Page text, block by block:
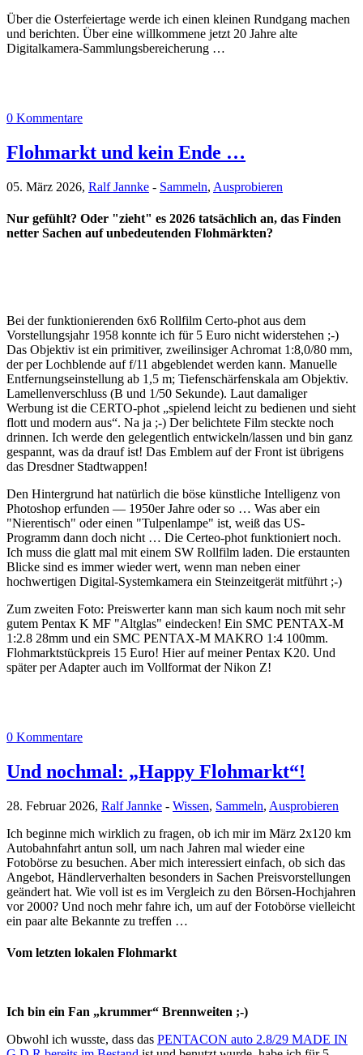
Über die Osterfeiertage werde ich einen kleinen Rundgang machen
und berichten. Über eine willkommene jetzt 20 Jahre alte
Digitalkamera-Sammlungsbereicherung …
0 Kommentare
Flohmarkt und kein Ende …
05. März 2026, Ralf Jannke - Sammeln, Ausprobieren
Nur gefühlt? Oder "zieht" es 2026 tatsächlich an, das Finden
netter Sachen auf unbedeutenden Flohmärkten?
Bei der funktionierenden 6x6 Rollfilm Certo-phot aus dem
Vorstellungsjahr 1958 konnte ich für 5 Euro nicht widerstehen ;-)
Das Objektiv ist ein primitiver, zweilinsiger Achromat 1:8,0/80 mm,
der per Lochblende auf f/11 abgeblendet werden kann. Manuelle
Entfernungseinstellung ab 1,5 m; Tiefenschärfenskala am Objektiv.
Lamellenverschluss (B und 1/50 Sekunde). Laut damaliger
Werbung ist die CERTO-phot „spielend leicht zu bedienen und sieht
flott und modern aus“. Na ja ;-) Der belichtete Film steckte noch
drinnen. Ich werde den gelegentlich entwickeln/lassen und bin ganz
gespannt, was da drauf ist! Das Emblem auf der Front ist übrigens
das Dresdner Stadtwappen!
Den Hintergrund hat natürlich die böse künstliche Intelligenz von
Photoshop erfunden — 1950er Jahre oder so … Was aber ein
"Nierentisch" oder einen "Tulpenlampe" ist, weiß das US-
Programm dann doch nicht … Die Certeo-phot funktioniert noch.
Ich muss die glatt mal mit einem SW Rollfilm laden. Die erstaunten
Blicke sind es immer wieder wert, wenn man neben einer
hochwertigen Digital-Systemkamera ein Steinzeitgerät mitführt ;-)
Zum zweiten Foto: Preiswerter kann man sich kaum noch mit sehr
gutem Pentax K MF "Altglas" eindecken! Ein SMC PENTAX-M
1:2.8 28mm und ein SMC PENTAX-M MAKRO 1:4 100mm.
Flohmarktstückpreis 15 Euro! Hier auf meiner Pentax K20. Und
später per Adapter auch im Vollformat der Nikon Z!
0 Kommentare
Und nochmal: „Happy Flohmarkt“!
28. Februar 2026, Ralf Jannke - Wissen, Sammeln, Ausprobieren
Ich beginne mich wirklich zu fragen, ob ich mir im März 2x120 km
Autobahnfahrt antun soll, um nach Jahren mal wieder eine
Fotobörse zu besuchen. Aber mich interessiert einfach, ob sich das
Angebot, Händlerverhalten besonders in Sachen Preisvorstellungen
geändert hat. Wie voll ist es im Vergleich zu den Börsen-Hochjahren
vor 2000? Und noch mehr fahre ich, um auf der Fotobörse vielleicht
ein paar alte Bekannte zu treffen …
Vom letzten lokalen Flohmarkt
Ich bin ein Fan „krummer“ Brennweiten ;-)
Obwohl ich wusste, dass das PENTACON auto 2.8/29 MADE IN